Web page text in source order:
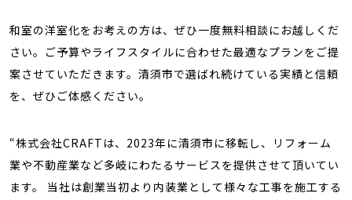
和室の洋室化をお考えの方は、ぜひ一度無料相談にお越しくだ
さい。ご予算やライフスタイルに合わせた最適なプランをご提
案させていただきます。清須市で選ばれ続けている実績と信頼
を、ぜひご体感ください。
“株式会社CRAFTは、2023年に清須市に移転し、リフォーム
業や不動産業など多岐にわたるサービスを提供させて頂いてい
ます。 当社は創業当初より内装業として様々な工事を施工する